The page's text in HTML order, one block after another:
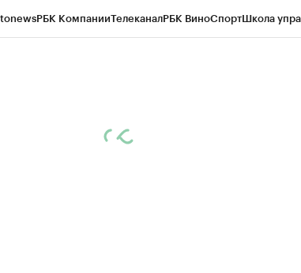
РБК КомпанииТелеканалРБК ВиноСпортШкола